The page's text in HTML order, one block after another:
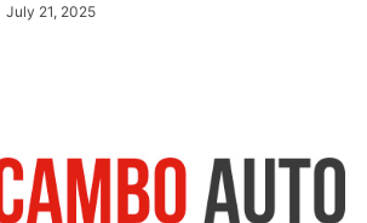
July 21, 2025